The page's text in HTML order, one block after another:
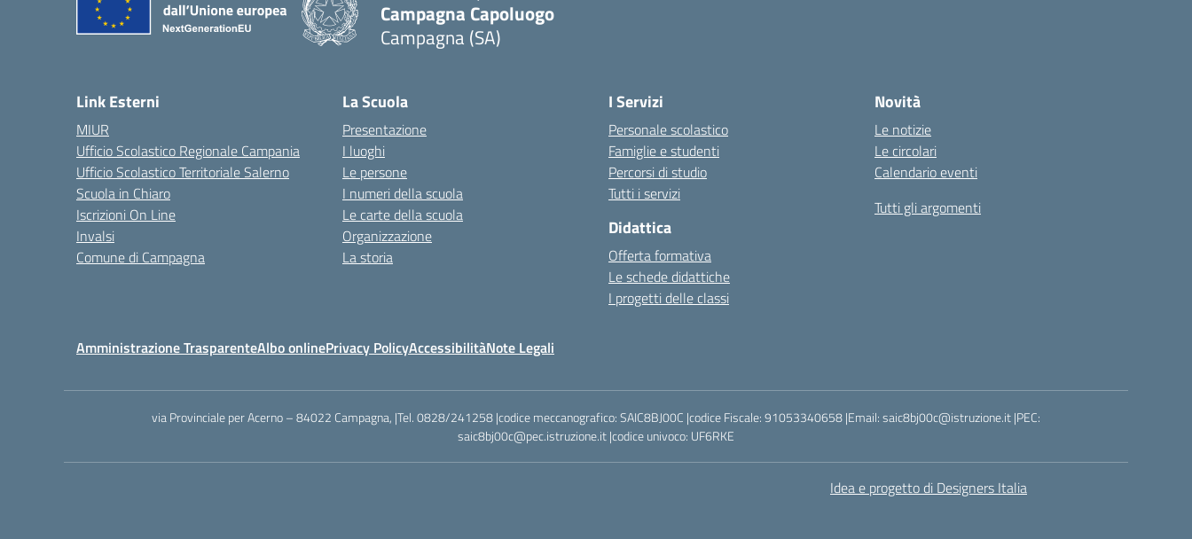
Campagna Capoluogo
Campagna (SA)
Link Esterni
MIUR
Ufficio Scolastico Regionale Campania
Ufficio Scolastico Territoriale Salerno
Scuola in Chiaro
Iscrizioni On Line
Invalsi
Comune di Campagna
La Scuola
Presentazione
I luoghi
Le persone
I numeri della scuola
Le carte della scuola
Organizzazione
La storia
I Servizi
Personale scolastico
Famiglie e studenti
Percorsi di studio
Tutti i servizi
Didattica
Offerta formativa
Le schede didattiche
I progetti delle classi
Novità
Le notizie
Le circolari
Calendario eventi
Tutti gli argomenti
Amministrazione TrasparenteAlbo onlinePrivacy PolicyAccessibilitàNote Legali
via Provinciale per Acerno – 84022 Campagna, |Tel. 0828/241258 |codice meccanografico: SAIC8BJ00C |codice Fiscale: 91053340658 |Email: saic8bj00c@istruzione.it |PEC:
saic8bj00c@pec.istruzione.it |codice univoco: UF6RKE
Idea e progetto di Designers Italia